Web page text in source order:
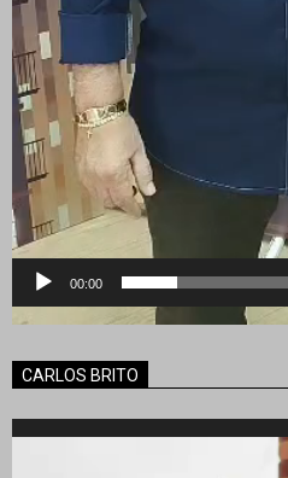
00:00
CARLOS BRITO
Reproductor